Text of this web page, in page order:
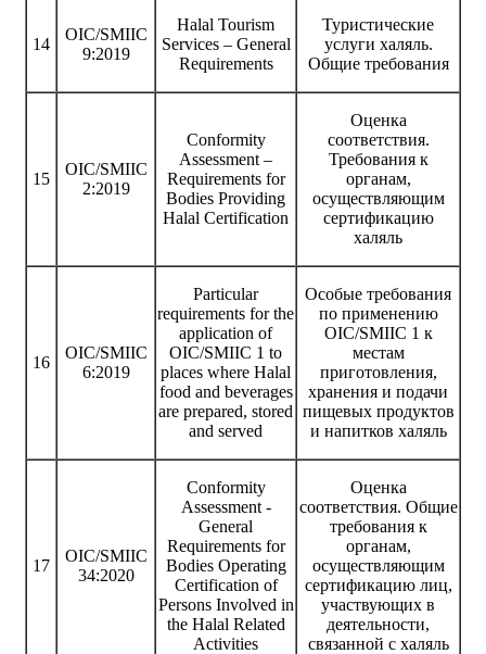
14
OIC/SMIIC
9:2019
Halal Tourism
Services – General
Requirements
Туристические
услуги халяль.
Общие требования
15
OIC/SMIIC
2:2019
Conformity
Assessment –
Requirements for
Bodies Providing
Halal Certification
Оценка
соответствия.
Требования к
органам,
осуществляющим
сертификацию
халяль
16
OIC/SMIIC
6:2019
Particular
requirements for the
application of
OIC/SMIIC 1 to
places where Halal
food and beverages
are prepared, stored
and served
Особые требования
по применению
OIC/SMIIC 1 к
местам
приготовления,
хранения и подачи
пищевых продуктов
и напитков халяль
17
OIC/SMIIC
34:2020
Conformity
Assessment -
General
Requirements for
Bodies Operating
Certification of
Persons Involved in
the Halal Related
Activities
Оценка
соответствия. Общие
требования к
органам,
осуществляющим
сертификацию лиц,
участвующих в
деятельности,
связанной с халяль